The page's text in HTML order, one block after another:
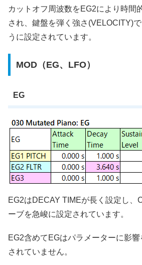
カットオフ周波数をEG2により時間
され、鍵盤を弾く強さ(VELOCITY)
うに設定されています。
MOD（EG、LFO）
EG
EG2はDECAY TIMEが長く設定し、
ーブを急峻に設定されています。
EG2含めてEGはパラメーターに影
されていません。